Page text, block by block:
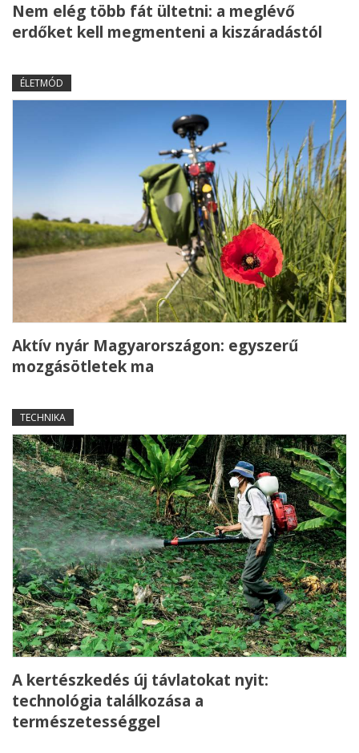
Nem elég több fát ültetni: a meglévő
erdőket kell megmenteni a kiszáradástól
ÉLETMÓD
Aktív nyár Magyarországon: egyszerű
mozgásötletek ma
TECHNIKA
A kertészkedés új távlatokat nyit:
technológia találkozása a
természetességgel